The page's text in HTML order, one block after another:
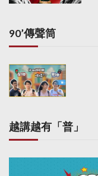
90’傳聲筒
越講越有「普」